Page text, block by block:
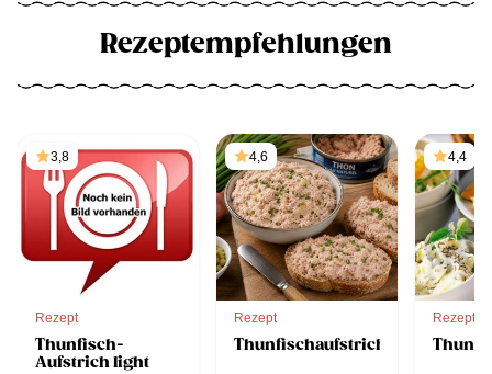
Rezeptempfehlungen
3,8
Rezept
Thunfisch-
Aufstrich light
4,6
Rezept
Thunfischaufstrich
4,4
Rezept